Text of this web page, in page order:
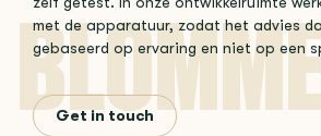
met de apparatuur, zodat het advies
gebaseerd op ervaring en niet op een
Get in touch